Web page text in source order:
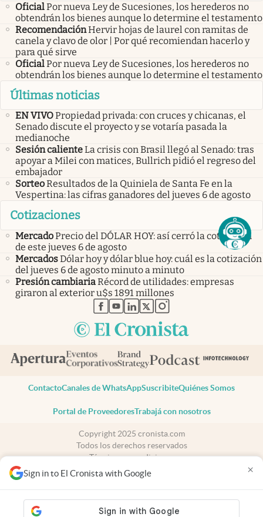
Sign in to El Cronista with Google ×
OficialPor nueva Ley de Sucesiones, los herederos no
obtendrán los bienes aunque lo determine el testamento
RecomendaciónHervir hojas de laurel con ramitas de
canela y clavo de olor | Por qué recomiendan hacerlo y
para qué sirve
OficialPor nueva Ley de Sucesiones, los herederos no
obtendrán los bienes aunque lo determine el testamento
Últimas noticias
EN VIVOPropiedad privada: con cruces y chicanas, el
Senado discute el proyecto y se votaría pasada la
medianoche
Sesión calienteLa crisis con Brasil llegó al Senado: tras
apoyar a Milei con matices, Bullrich pidió el regreso del
embajador
SorteoResultados de la Quiniela de Santa Fe en la
Vespertina: las cifras ganadores del jueves 6 de agosto
Cotizaciones
MercadoPrecio del DÓLAR HOY: así cerró la cotización
de este jueves 6 de agosto
MercadosDólar hoy y dólar blue hoy: cuál es la cotización
del jueves 6 de agosto minuto a minuto
Presión cambiariaRécord de utilidades: empresas
giraron al exterior u$s 1891 millones
abre en nueva pestaña
abre en nueva pestaña
abre en nueva pestaña
abre en nueva pestaña
abre en nueva pestaña
ContactoCanales de WhatsAppSuscribiteQuiénes Somos
Portal de ProveedoresTrabajá con nosotros
Copyright 2025 cronista.com
Todos los derechos reservados
Términos y condiciones
Privacidad
Consentimiento